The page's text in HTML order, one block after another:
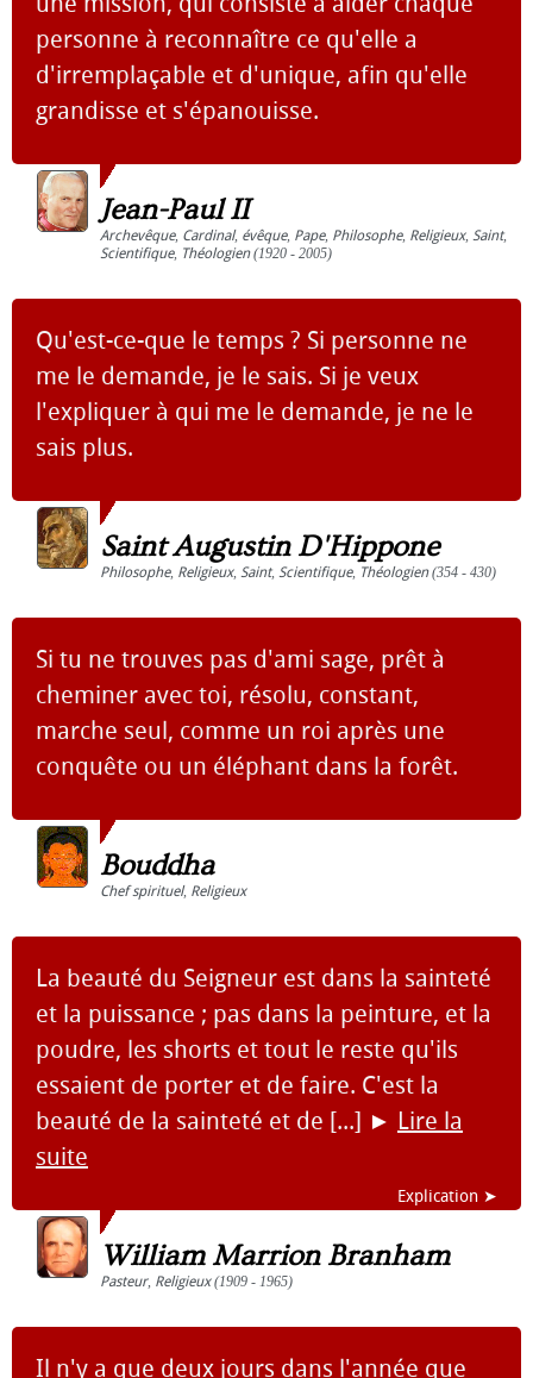
personne à reconnaître ce qu'elle a
d'irremplaçable et d'unique, afin qu'elle
grandisse et s'épanouisse.
Jean-Paul II
Archevêque, Cardinal, évêque, Pape, Philosophe, Religieux, Saint,
Scientifique, Théologien(1920 - 2005)
Qu'est-ce-que le temps ? Si personne ne
me le demande, je le sais. Si je veux
l'expliquer à qui me le demande, je ne le
sais plus.
Saint Augustin D'Hippone
Philosophe, Religieux, Saint, Scientifique, Théologien(354 - 430)
Si tu ne trouves pas d'ami sage, prêt à
cheminer avec toi, résolu, constant,
marche seul, comme un roi après une
conquête ou un éléphant dans la forêt.
Bouddha
Chef spirituel, Religieux
La beauté du Seigneur est dans la sainteté
et la puissance ; pas dans la peinture, et la
poudre, les shorts et tout le reste qu'ils
essaient de porter et de faire. C'est la
beauté de la sainteté et de [...] ► Lire la
suite
Explication ➤
William Marrion Branham
Pasteur, Religieux(1909 - 1965)
Il n'y a que deux jours dans l'année que